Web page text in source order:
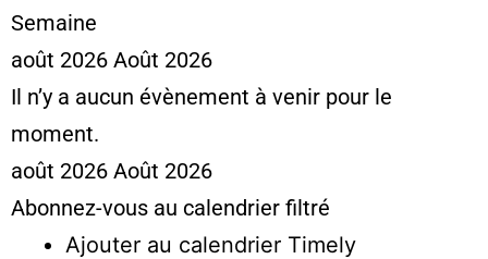
Semaine
août 2026 Août 2026
Il n’y a aucun évènement à venir pour le
moment.
août 2026 Août 2026
Abonnez-vous au calendrier filtré
Ajouter au calendrier Timely